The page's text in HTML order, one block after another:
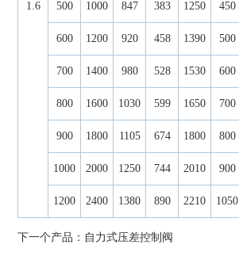
1.6 500 1000 847 383 1250 450
600 1200 920 458 1390 500
700 1400 980 528 1530 600
800 1600 1030 599 1650 700
900 1800 1105 674 1800 800
1000 2000 1250 744 2010 900
1200 2400 1380 890 2210 1050
下一个产品： 自力式压差控制阀